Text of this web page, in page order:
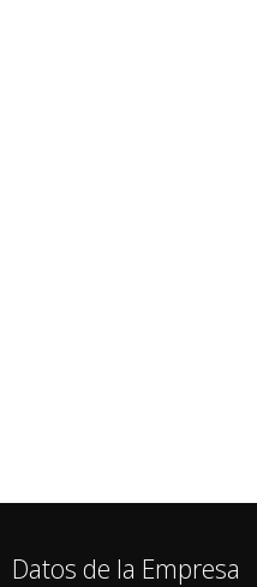
Datos de la Empresa